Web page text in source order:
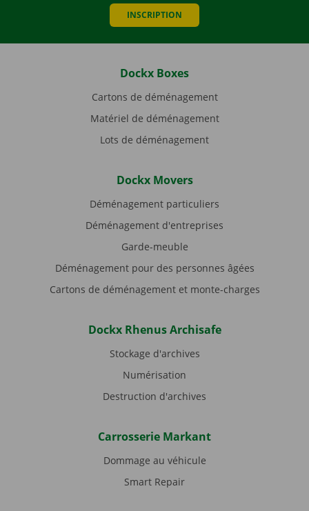
INSCRIPTION
Dockx Boxes
Cartons de déménagement
Matériel de déménagement
Lots de déménagement
Dockx Movers
Déménagement particuliers
Déménagement d'entreprises
Garde-meuble
Déménagement pour des personnes âgées
Cartons de déménagement et monte-charges
Dockx Rhenus Archisafe
Stockage d'archives
Numérisation
Destruction d'archives
Carrosserie Markant
Dommage au véhicule
Smart Repair